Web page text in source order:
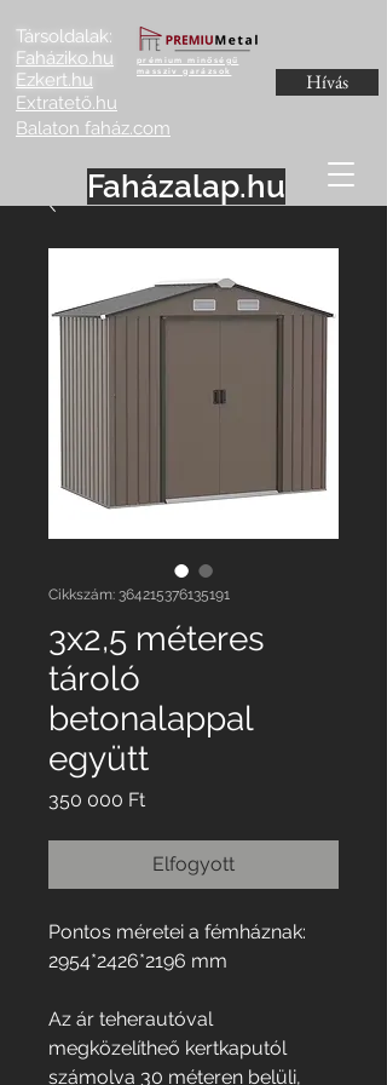
Társoldalak:
Faháziko.hu
Ezkert.hu
Extratető.hu
Balaton faház.com
prémium minőségű
massziv garázsok
Hívás
Faházalap.hu
Cikkszám: 364215376135191
3x2,5 méteres
tároló
betonalappal
együtt
350 000 FtÁr
Elfogyott
Pontos méretei a fémháznak:
2954*2426*2196 mm
Az ár teherautóval
megközelítheő kertkaputól
számolva 30 méteren belüli,